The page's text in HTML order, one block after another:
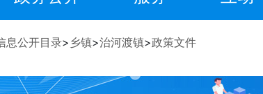
息公开目录> 乡镇>治河渡镇>政策文件